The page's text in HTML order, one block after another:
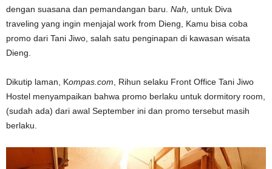
dengan suasana dan pemandangan baru. Nah,
untuk Diva
traveling yang ingin menjajal work from Dieng, Kamu bisa coba
promo dari Tani Jiwo, salah satu penginapan di kawasan wisata
Dieng.
Dikutip laman, Kompas.com , Rihun selaku Front Office Tani Jiwo
Hostel menyampaikan bahwa promo berlaku untuk dormitory room,
(sudah ada) dari awal September ini dan promo tersebut masih
berlaku.